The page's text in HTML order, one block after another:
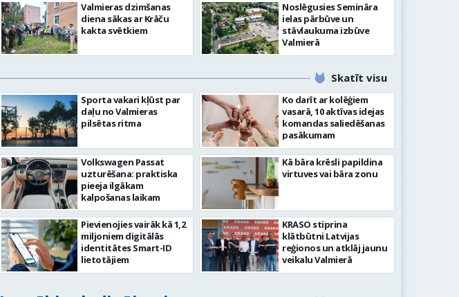
Valmieras dzimšanas
diena sākas ar Krāču
kakta svētkiem
Noslēgusies Semināra
ielas pārbūve un
stāvlaukuma izbūve
Valmierā
Skatīt visu
Sporta vakari kļūst par
daļu no Valmieras
pilsētas ritma
Volkswagen Passat
uzturēšana: praktiska
pieeja ilgākam
kalpošanas laikam
Pievienojies vairāk kā 1,2
miljoniem digitālās
identitātes Smart-ID
lietotājiem
Ko darīt ar kolēģiem
vasarā, 10 aktīvas idejas
komandas saliedēšanas
pasākumam
Kā bāra krēsli papildina
virtuves vai bāra zonu
KRASO stiprina
klātbūtni Latvijas
reģionos un atklāj jaunu
veikalu Valmierā